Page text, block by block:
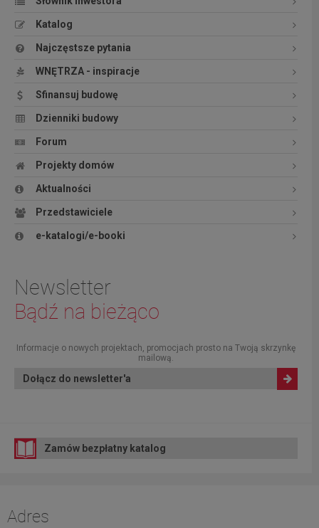
Katalog
Najczęstsze pytania
WNĘTRZA - inspiracje
Sfinansuj budowę
Dzienniki budowy
Forum
Projekty domów
Aktualności
Przedstawiciele
e-katalogi/e-booki
Newsletter
Bądź na bieżąco
Informacje o nowych projektach, promocjach prosto na Twoją skrzynkę
mailową.
Dołącz do newsletter'a
Zamów bezpłatny katalog
Adres